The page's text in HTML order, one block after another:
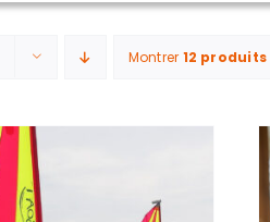
Montrer 12 produits